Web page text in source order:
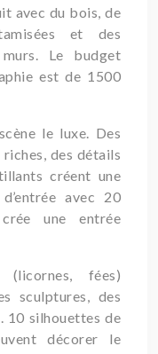
avec du bois, de
et des
Le budget
est de 1500
le luxe. Des
des détails
créent une
avec 20
une entrée
(licornes, fées)
sculptures, des
10 silhouettes de
décorer le